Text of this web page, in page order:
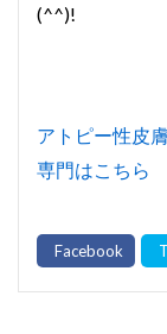
(^^)!
アトピー性皮
専門はこちら